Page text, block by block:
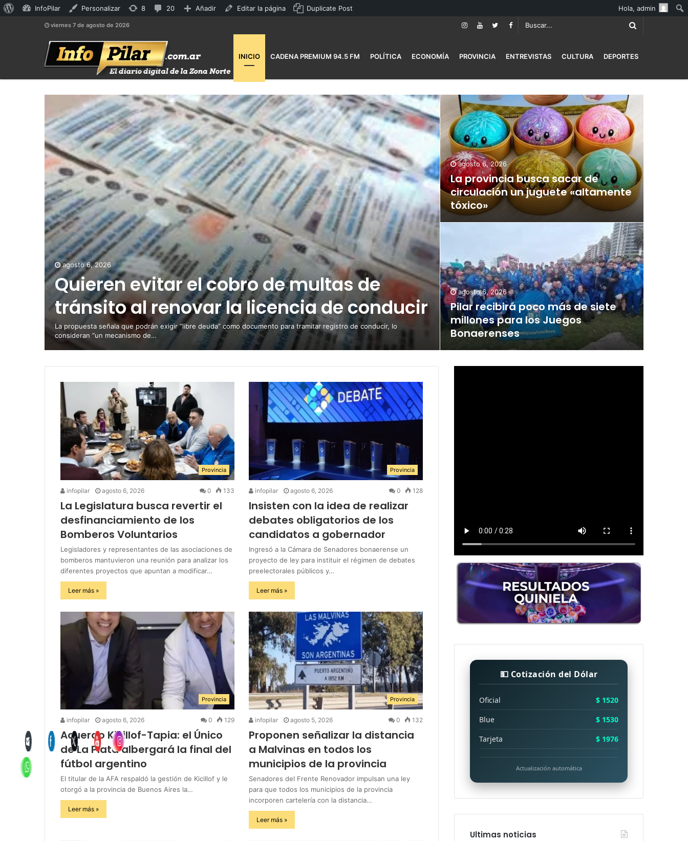
viernes 7 de agosto de 2026
INICIO CADENA PREMIUM 94.5 FM POLÍTICA ECONOMÍA PROVINCIA ENTREVISTAS CULTURA DEPORTES
agosto 6, 2026
Quieren evitar el cobro de multas de
tránsito al renovar la licencia de conducir
La propuesta señala que podrán exigir “libre deuda” como documento para tramitar registro de conducir, lo
consideran “un mecanismo de…
agosto 6, 2026
La provincia busca sacar de
circulación un juguete «altamente
tóxico»
agosto 6, 2026
Pilar recibirá poco más de siete
millones para los Juegos
Bonaerenses
Provincia
infopilar agosto 6, 2026 0 133
La Legislatura busca revertir el
desfinanciamiento de los
Bomberos Voluntarios
Legisladores y representantes de las asociaciones de
bomberos mantuvieron una reunión para analizar los
diferentes proyectos que apuntan a modificar…
Leer más »
Provincia
infopilar agosto 6, 2026 0 128
Insisten con la idea de realizar
debates obligatorios de los
candidatos a gobernador
Ingresó a la Cámara de Senadores bonaerense un
proyecto de ley para instituir el régimen de debates
preelectorales públicos y…
Leer más »
Provincia
infopilar agosto 6, 2026 0 129
Acuerdo Kicillof-Tapia: el Único
de La Plata albergará la final del
fútbol argentino
El titular de la AFA respaldó la gestión de Kicillof y le
otorgó a la provincia de Buenos Aires la…
Leer más »
Provincia
infopilar agosto 5, 2026 0 132
Proponen señalizar la distancia
a Malvinas en todos los
municipios de la provincia
Senadores del Frente Renovador impulsan una ley
para que todos los municipios de la provincia
incorporen cartelería con la distancia…
Leer más »
💵 Cotización del Dólar
Oficial
$ 1520
Blue
$ 1530
Tarjeta
$ 1976
Actualización automática
Ultimas noticias
AcercaInfoPilar Personalizar 88
disponibles
2020
moderación
Añadir Editar la página Duplicate Post Hola, admin